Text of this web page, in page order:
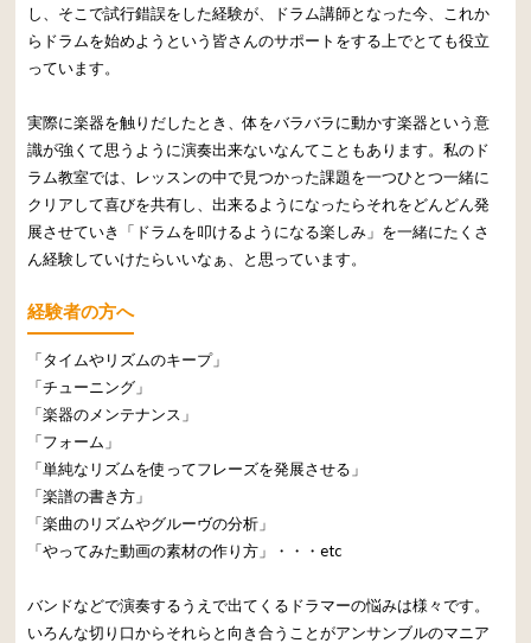
し、そこで試行錯誤をした経験が、ドラム講師となった今、これか
らドラムを始めようという皆さんのサポートをする上でとても役立
っています。
実際に楽器を触りだしたとき、体をバラバラに動かす楽器という意
識が強くて思うように演奏出来ないなんてこともあります。私のド
ラム教室では、レッスンの中で見つかった課題を一つひとつ一緒に
クリアして喜びを共有し、出来るようになったらそれをどんどん発
展させていき「ドラムを叩けるようになる楽しみ」を一緒にたくさ
ん経験していけたらいいなぁ、と思っています。
経験者の方へ
「タイムやリズムのキープ」
「チューニング」
「楽器のメンテナンス」
「フォーム」
「単純なリズムを使ってフレーズを発展させる」
「楽譜の書き方」
「楽曲のリズムやグルーヴの分析」
「やってみた動画の素材の作り方」・・・etc
バンドなどで演奏するうえで出てくるドラマーの悩みは様々です。
いろんな切り口からそれらと向き合うことがアンサンブルのマニア